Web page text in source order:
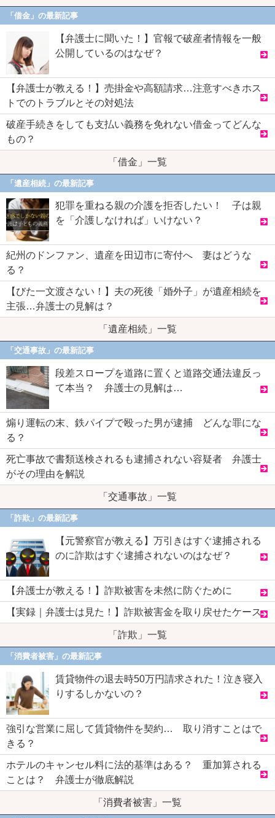
「借金」の最新記事
【弁護士に聞いた！】官報で破産者情報を一般
公開しているのはなぜ？
【弁護士が教える！】売掛金や高額請求…注意すべきホス
トでのトラブルとその対処法
破産手続きをしても支払い義務を免れない借金ってどんな
もの？
「借金」一覧
「遺産相続」の最新記事
犯罪を重ねる親の介護を拒否したい！ 子は親
を「介護しなければ」いけない？
紀州のドンファン、遺産を田辺市に寄付へ 妻はどうな
る？
【びた一文渡さない！】夫の死後「婚外子」が遺産相続を
主張…弁護士の見解は？
「遺産相続」一覧
「交通事故」の最新記事
段差スロープを道路に置くと道路交通法違反っ
て本当？ 弁護士の見解は…
煽り運転の末、鉄パイプで殴った男が逮捕 どんな罪にな
る？
死亡事故で書類送検されるも逮捕されない容疑者 弁護士
がその理由を解説
「交通事故」一覧
「詐欺」の最新記事
【元警察官が教える】万引きはすぐ逮捕される
のに詐欺はすぐ逮捕されないのはなぜ？
【弁護士が教える！】詐欺被害を未然に防ぐために
【実録｜弁護士は見た！】詐欺被害金を取り戻せたケース
「詐欺」一覧
「消費者被害」の最新記事
賃貸物件の退去時50万円請求された！泣き寝入
りするしかないの？
強引な営業に屈して賃貸物件を契約… 取り消すことはで
きる？
ホテルのキャンセル料に法的基準はある？ 重加算される
ことは？ 弁護士が徹底解説
「消費者被害」一覧